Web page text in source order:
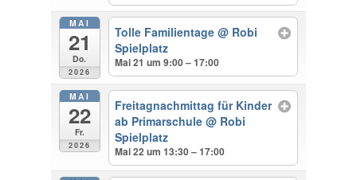
MAI
21
Do.
2026
Tolle Familientage@ Robi
Spielplatz
Mai 21 um 9:00 – 17:00
MAI
22
Fr.
2026
Freitagnachmittag für Kinder
ab Primarschule@ Robi
Spielplatz
Mai 22 um 13:30 – 17:00